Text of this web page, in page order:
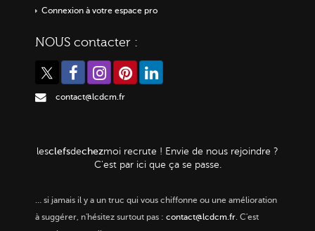
Connexion à votre espace pro
NOUS contacter :
contact@lcdcm.fr
lesclefsdechezmoi recrute ! Envie de nous rejoindre ?
C'est par ici que ça se passe.
… si jamais il y a un truc qui vous chiffonne ou une amélioration
à suggérer, n'hésitez surtout pas : contact@lcdcm.fr. C'est